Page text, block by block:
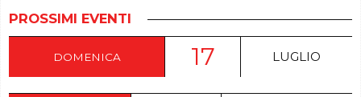
PROSSIMI EVENTI
DOMENICA 17 LUGLIO